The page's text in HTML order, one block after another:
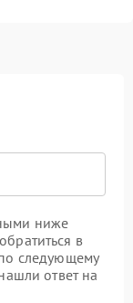
ниже
в
следующему
ответ на